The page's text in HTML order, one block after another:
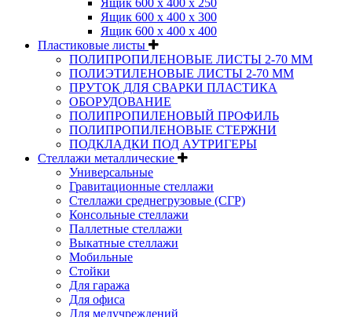
Ящик 600 х 400 х 250
Ящик 600 х 400 х 300
Ящик 600 х 400 х 400
Пластиковые листы
ПОЛИПРОПИЛЕНОВЫЕ ЛИСТЫ 2-70 ММ
ПОЛИЭТИЛЕНОВЫЕ ЛИСТЫ 2-70 ММ
ПРУТОК ДЛЯ СВАРКИ ПЛАСТИКА
ОБОРУДОВАНИЕ
ПОЛИПРОПИЛЕНОВЫЙ ПРОФИЛЬ
ПОЛИПРОПИЛЕНОВЫЕ СТЕРЖНИ
ПОДКЛАДКИ ПОД АУТРИГЕРЫ
Стеллажи металлические
Универсальные
Гравитационные стеллажи
Стеллажи среднегрузовые (СГР)
Консольные стеллажи
Паллетные стеллажи
Выкатные стеллажи
Мобильные
Стойки
Для гаража
Для офиса
Для медучреждений